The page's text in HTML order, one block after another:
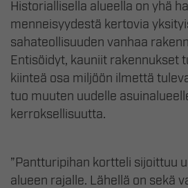
Historiallisella alueella on yhä
menneisyydestä kertovia
sahateollisuuden vanhaa
Entisöidyt, kauniit rakennukset
kiinteä osa miljöön ilmettä
tuo muuten uudelle
kerroksellisuutta.
”Pantturipihan kortteli sijoittuu
alueen rajalle. Lähellä on sekä